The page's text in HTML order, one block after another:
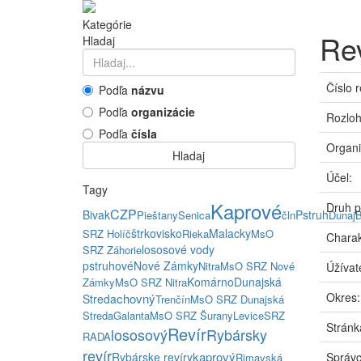
Kategórie
Hladaj
Podľa názvu
Podľa organizácie
Podľa čísla
Hladaj
Tagy
BivakCZPPieštanySenicaKaprovéčlnPstruhDunaj
SRZ HolíčštrkoviskoRiekaMalackyMsO
SRZ Záhorielososové vody
pstruhovéNové ZámkyNitraMsO SRZ Nové
ZámkyMsO SRZ NitraKomárnoDunajská
StredachovnýTrenčínMsO SRZ Dunajská
StredaGalantaMsO SRZ ŠuranyLeviceSRZ
RADAlososovýRevírRybársky
revírRybárske revírykaprovýRimavská
Číslo
Účel:
Druh
Okres: